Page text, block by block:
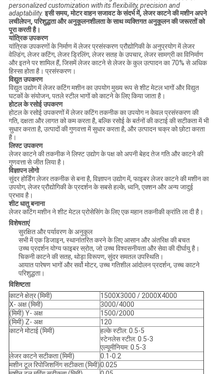
personalized customization with its flexibility, precision and
adaptability. इसी समय, मोटर वाहन सजावट के संदर्भ में, लेजर काटने की मशीन अपने
लचीलेपन, परिशुद्धता और अनुकूलनशीलता के साथ व्यक्तिगत अनुकूलन की जरूरतों को
पूरा करती है।
यांत्रिक उपकरण
यांत्रिक उपकरणों के निर्माण में लेजर प्रसंस्करण प्रौद्योगिकी के अनुप्रयोग में लेजर
वेल्डिंग, लेजर कटिंग, लेजर ड्रिलिंग, लेजर सतह के उपचार, लेजर सामग्री का विनिर्माण
और इतने पर शामिल हैं, जिसमें लेजर काटने से लेजर के कुल उत्पादन का 70% से अधिक
हिस्सा होता है। प्रसंस्करण।
विद्युत उपकरण
विद्युत उद्योग में लेजर कटिंग मशीन का उपयोग मुख्य रूप से शीट मेटल भागों और विद्युत
घटकों के संयोजन, पतले स्टील भागों को काटने के लिए किया जाता है।
होटल के रसोई उपकरण
होटल के रसोई उपकरणों में लेजर कटिंग तकनीक का उपयोग न केवल प्रसंस्करण की
गति, दक्षता और लागत को कम करता है, बल्कि रसोई के बर्तनों की कटाई की सटीकता में भी
सुधार करता है, उत्पादों की गुणवत्ता में सुधार करता है, और उत्पादन चक्र को छोटा करता
है।
लिफ्ट उपकरण
लेजर काटने की तकनीक ने लिफ्ट उद्योग के पक्ष को अपनी बेहद तेज गति और काटने की
गुणवत्ता से जीत लिया है।
विज्ञापन लोगो
सुंदर होर्डिंग लेजर तकनीक से बना है, विज्ञापन उद्योग में, फाइबर लेजर काटने की मशीन का
उपयोग, लेजर प्रौद्योगिकी के प्रदर्शन के सबसे हल्के, ध्वनि, एक्शन और अन्य जादुई
प्रभाव है।
शीट धातु बनाना
लेजर कटिंग मशीन ने शीट मेटल प्रोसेसिंग के लिए एक महान तकनीकी क्रांति ला दी है।
विशेषताएं
सुरक्षित और पर्यावरण के अनुकूल
सभी में एक डिजाइन, स्थानांतरित करने के लिए आसान और अंतरिक्ष की बचत
उच्च प्रदर्शन योग्य फाइबर स्रोत, जो उच्च विश्वसनीयता और सेवा की दीर्घायु है।
चिकनी काटने की सतह, थोड़ा विरूपण, सुंदर समतल उपस्थिति।
आयात पारेषण भागों और सर्वो मोटर, उच्च गतिशील आंदोलन प्रदर्शन, उच्च काटने
परिशुद्धता।
विशिष्टता
काटने क्षेत्र (मिमी)
1500X3000 / 2000X4000
X- अक्ष (मिमी)
3000/4000
(मिमी) Y- अक्ष
1500/2000
(मिमी) Z- अक्ष
120
काटने मोटाई (मिमी)
हल्के स्टील: 0.5-5
स्टेनलेस स्टील: 0.5-3
एल्यूमीनियम: 0.5-3
लेजर काटने सटीकता (मिमी)
0.1-0.2
मशीन टूल रिपोजिशनिंग सटीकता (मिमी)0.025